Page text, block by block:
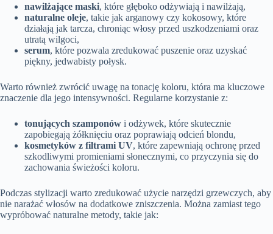
nawilżające maski, które głęboko odżywiają i nawilżają,
naturalne oleje, takie jak arganowy czy kokosowy, które
działają jak tarcza, chroniąc włosy przed uszkodzeniami oraz
utratą wilgoci,
serum, które pozwala zredukować puszenie oraz uzyskać
piękny, jedwabisty połysk.
Warto również zwrócić uwagę na tonację koloru, która ma kluczowe
znaczenie dla jego intensywności. Regularne korzystanie z:
tonujących szamponów i odżywek, które skutecznie
zapobiegają żółknięciu oraz poprawiają odcień blondu,
kosmetyków z filtrami UV, które zapewniają ochronę przed
szkodliwymi promieniami słonecznymi, co przyczynia się do
zachowania świeżości koloru.
Podczas stylizacji warto zredukować użycie narzędzi grzewczych, aby
nie narażać włosów na dodatkowe zniszczenia. Można zamiast tego
wypróbować naturalne metody, takie jak: